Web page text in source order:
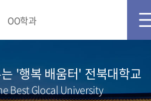
OO학과
'행복 배움터' 전북대학교
Best Glocal University